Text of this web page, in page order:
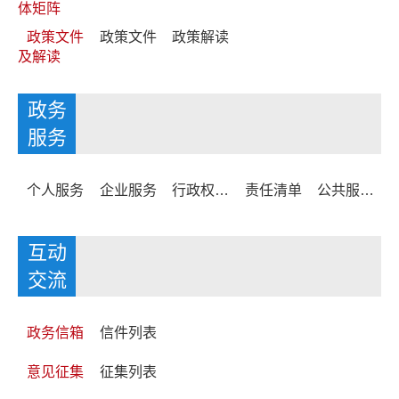
体矩阵
政策文件
及解读
政策文件 政策解读
政务
服务
个人服务 企业服务 行政权力清单 责任清单 公共服务事项清单
互动
交流
政务信箱 信件列表
意见征集 征集列表